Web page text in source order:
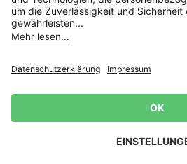
Sicher einkaufen mit
AGB
Lieferbedingungen
Impressum